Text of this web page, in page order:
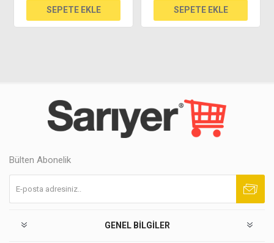
Bülten Abonelik
GENEL BILGILER